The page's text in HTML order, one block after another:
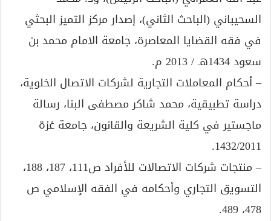
السحيباني (الباحث الثاني)، إصدار مركز التميز البحثي
في فقه القضايا المعاصرة، جامعة الامام محمد بن
سعود 1434هـ / 2013 م.
– أحكام المعاملات التجارية لشركات الاتصال الخلوية،
دراسة تطبيقية، محمد شاكر مصطفى البنا، رسالة
ماجستير في كلية الشريعة والقانون، جامعة غزة
1432/2011.
– منتجات شركات الاتصالات للأفراد ص111، 187، 188،
التسويق التجاري وأحكامه في الفقه الإسلامي ص
478، 489.